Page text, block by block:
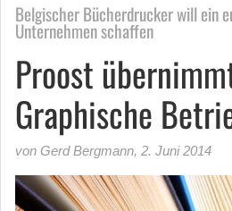
Belgischer Bücherdrucker will ein
Unternehmen schaffen
Proost
Graphische
von Gerd Bergmann, 2. Juni 2014